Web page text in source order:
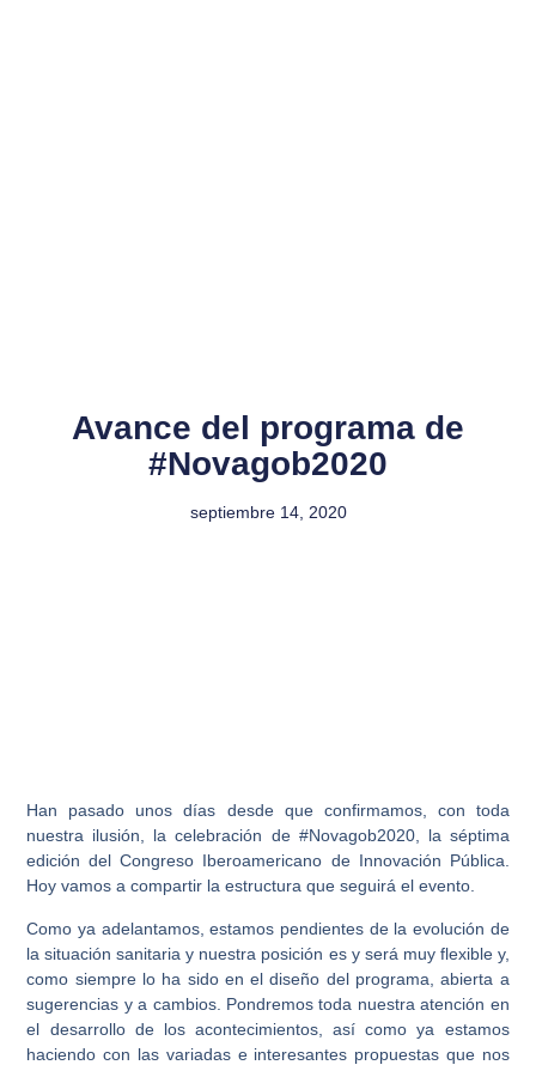
Avance del programa de
#Novagob2020
septiembre 14, 2020
Han pasado unos días desde que confirmamos, con toda
nuestra ilusión, la celebración de #Novagob2020, la séptima
edición del Congreso Iberoamericano de Innovación Pública.
Hoy vamos a compartir la estructura que seguirá el evento.
Como ya adelantamos, estamos pendientes de la evolución de
la situación sanitaria y nuestra posición es y será muy flexible y,
como siempre lo ha sido en el diseño del programa, abierta a
sugerencias y a cambios. Pondremos toda nuestra atención en
el desarrollo de los acontecimientos, así como ya estamos
haciendo con las variadas e interesantes propuestas que nos